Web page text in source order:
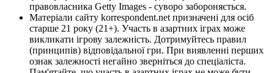
правовласника Getty Images - суворо забороняється.
Матеріали сайту korrespondent.net призначені для осіб
старше 21 року (21+). Участь в азартних іграх може
викликати ігрову залежність. Дотримуйтесь правил
(принципів) відповідальної гри. При виявленні перших
ознак залежності негайно зверніться до спеціаліста.